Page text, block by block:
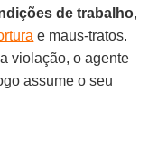
de trabalho,
e maus-tratos.
violação, o agente
assume o seu